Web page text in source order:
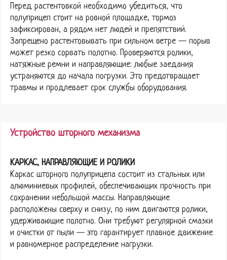
Перед растентовкой необходимо убедиться, что
полуприцеп стоит на ровной площадке, тормоз
зафиксирован, а рядом нет людей и препятствий.
Запрещено растентовывать при сильном ветре — порыв
может резко сорвать полотно. Проверяются ролики,
натяжные ремни и направляющие: любые заедания
устраняются до начала погрузки. Это предотвращает
травмы и продлевает срок службы оборудования.
Устройство шторного механизма
КАРКАС, НАПРАВЛЯЮЩИЕ И РОЛИКИ
Каркас шторного полуприцепа состоит из стальных или
алюминиевых профилей, обеспечивающих прочность при
сохранении небольшой массы. Направляющие
расположены сверху и снизу, по ним двигаются ролики,
удерживающие полотно. Они требуют регулярной смазки
и очистки от пыли — это гарантирует плавное движение
и равномерное распределение нагрузки.